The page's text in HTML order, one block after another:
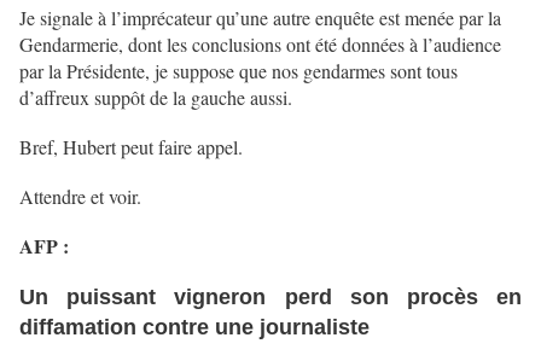
Je signale à l’imprécateur qu’une autre enquête est menée par la
Gendarmerie, dont les conclusions ont été données à l’audience
par la Présidente, je suppose que nos gendarmes sont tous
d’affreux suppôt de la gauche aussi.
Bref, Hubert peut faire appel.
Attendre et voir.
AFP :
Un puissant vigneron perd son procès en
diffamation contre une journaliste